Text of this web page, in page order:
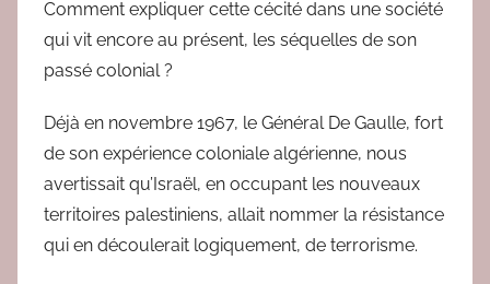
Comment expliquer cette cécité dans une société
qui vit encore au présent, les séquelles de son
passé colonial ?
Déjà en novembre 1967, le Général De Gaulle, fort
de son expérience coloniale algérienne, nous
avertissait qu’Israël, en occupant les nouveaux
territoires palestiniens, allait nommer la résistance
qui en découlerait logiquement, de terrorisme.